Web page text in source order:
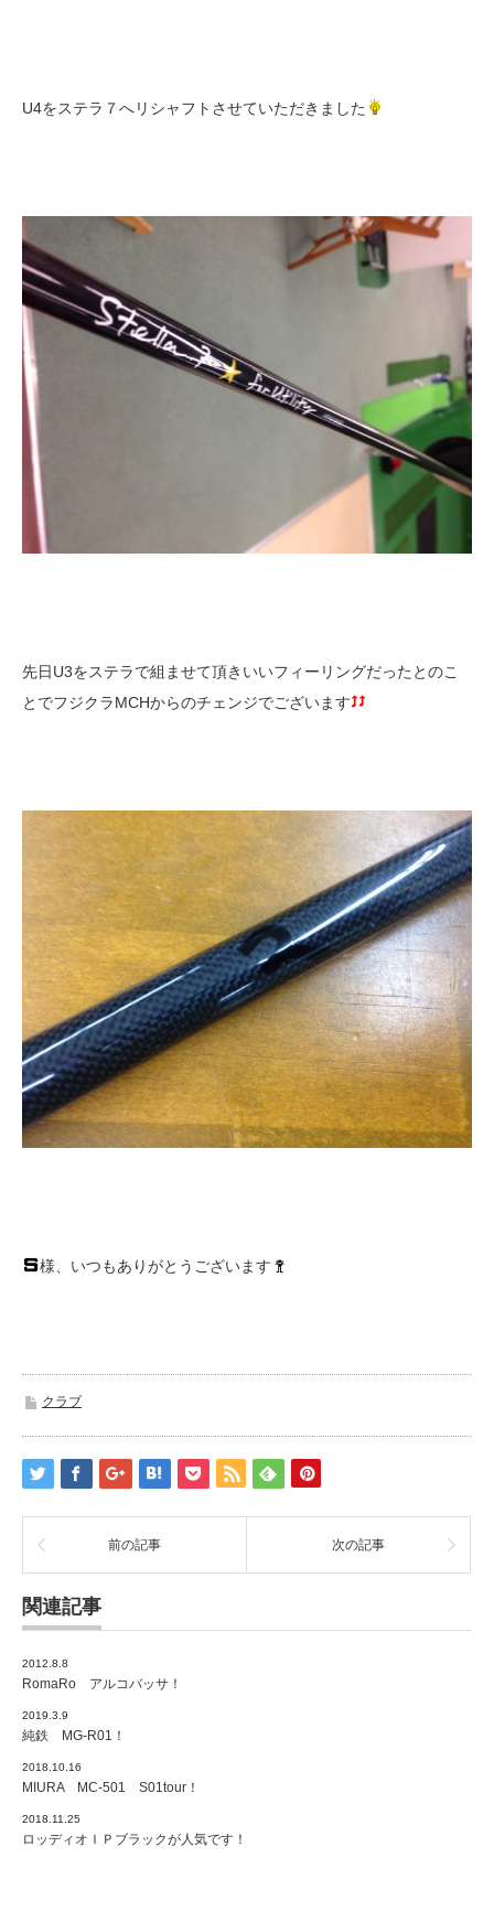
U4をステラ７へリシャフトさせていただきました
先日U3をステラで組ませて頂きいいフィーリングだったとのこ
とでフジクラMCHからのチェンジでございます
様、いつもありがとうございます
クラブ
前の記事 次の記事
関連記事
2012.8.8
RomaRo アルコバッサ！
2019.3.9
純鉄 MG-R01！
2018.10.16
MIURA MC-501 S01tour！
2018.11.25
ロッディオＩＰブラックが人気です！